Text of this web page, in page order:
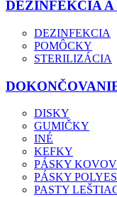
DEZINFEKCIA A
DEZINFEKCIA
POMÔCKY
STERILIZÁCIA
DISKY
GUMIČKY
INÉ
KEFKY
PÁSKY
PÁSKY
PASTY